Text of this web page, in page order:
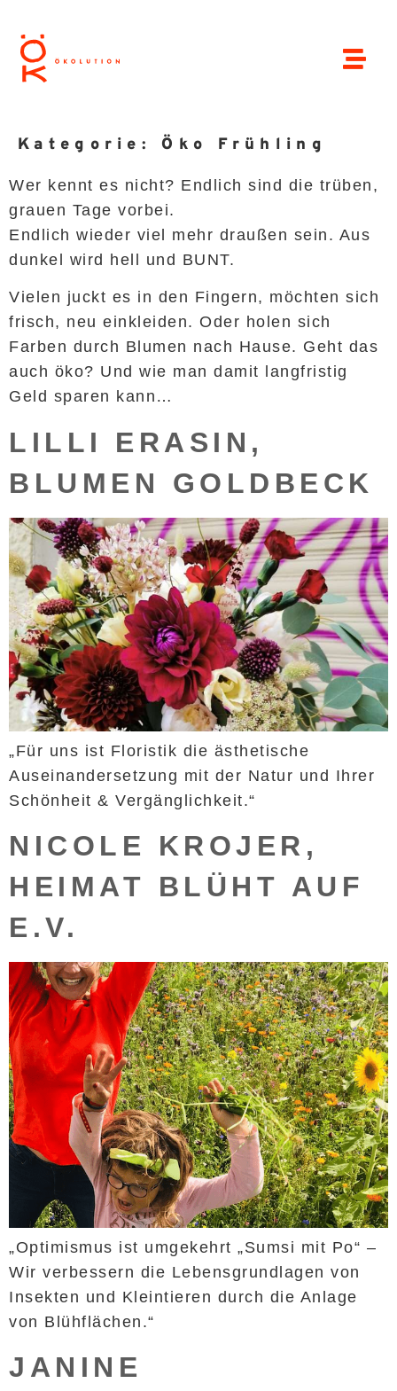
Kategorie:Öko Frühling
Wer kennt es nicht? Endlich sind die trüben,
grauen Tage vorbei.
Endlich wieder viel mehr draußen sein. Aus
dunkel wird hell und BUNT.
Vielen juckt es in den Fingern, möchten sich
frisch, neu einkleiden. Oder holen sich
Farben durch Blumen nach Hause. Geht das
auch öko? Und wie man damit langfristig
Geld sparen kann…
LILLI ERASIN,
BLUMEN GOLDBECK
„Für uns ist Floristik die ästhetische
Auseinandersetzung mit der Natur und Ihrer
Schönheit & Vergänglichkeit.“
NICOLE KROJER,
HEIMAT BLÜHT AUF
E.V.
„Optimismus ist umgekehrt „Sumsi mit Po“ –
Wir verbessern die Lebensgrundlagen von
Insekten und Kleintieren durch die Anlage
von Blühflächen.“
JANINE